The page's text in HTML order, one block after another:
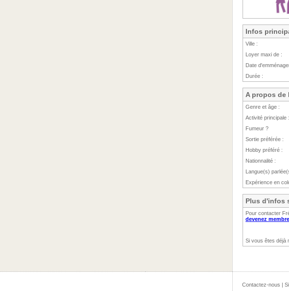
Infos
Ville :
Loyer maxi de :
Date
Durée :
A propos de
Genre et âge :
Activité principale :
Fumeur ?
Sortie préférée :
Hobby préféré :
Nationnalité :
Langue(s)
Expérience en
Plus d'infos
Pour contacter
devenez
Si vous êtes déjà
Contactez-nous |